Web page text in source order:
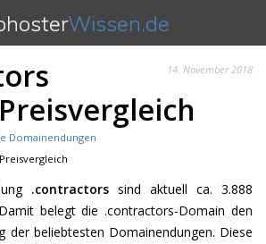
Wissen.de
14. November 2018
Domainendungen
.contractors sind aktuell ca. 3.888
belegt die .contractors-Domain den
der beliebtesten Domainendungen. Diese